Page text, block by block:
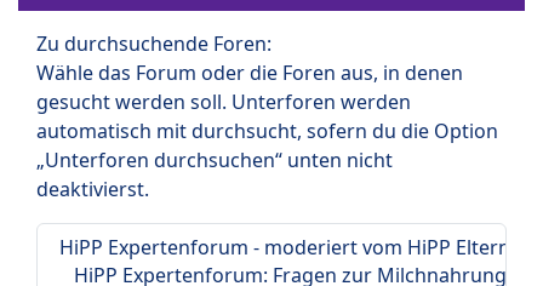
Zu durchsuchende Foren:
Wähle das Forum oder die Foren aus, in denen
gesucht werden soll. Unterforen werden
automatisch mit durchsucht, sofern du die Option
„Unterforen durchsuchen“ unten nicht
deaktivierst.